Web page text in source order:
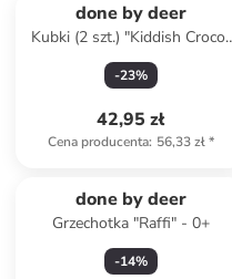
done by deer
Kubki (2 szt.) "Kiddish Croco"
w kolorze błękitnym - 100 ml
-23%
42,95 zł
Cena producenta: 56,33 zł*
done by deer
Grzechotka "Raffi" - 0+
-14%